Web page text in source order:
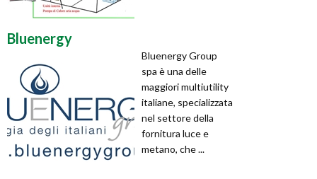
Bluenergy
Bluenergy Group
spa è una delle
maggiori multiutility
italiane, specializzata
nel settore della
fornitura luce e
metano, che ...